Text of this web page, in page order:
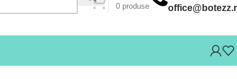
0 produse